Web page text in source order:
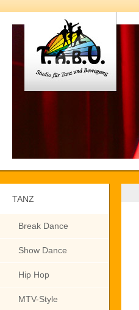
TANZ
Break Dance
Show Dance
Hip Hop
MTV-Style